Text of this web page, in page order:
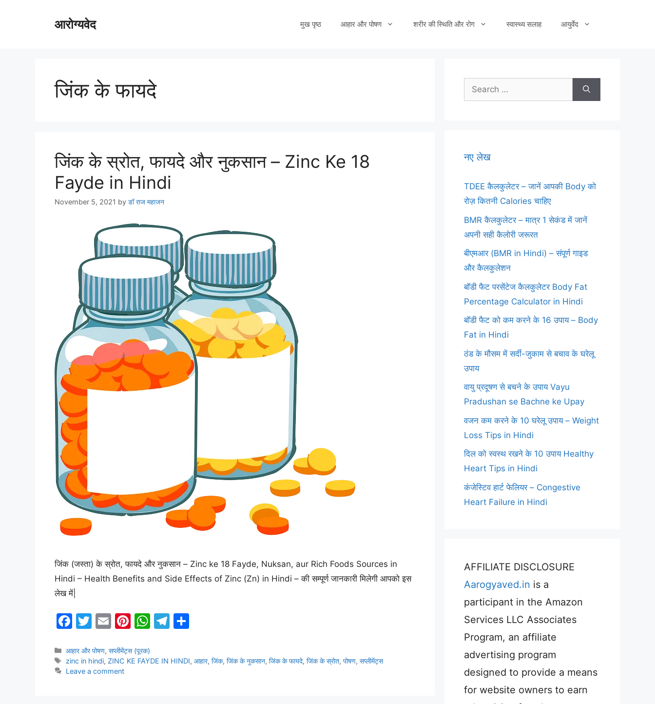
आरोग्यवेद मुख पृष्ठ आहार और पोषण शरीर की स्थिति और रोग स्वास्थ्य सलाह आयुर्वेद
जिंक के फायदे
जिंक के स्रोत, फायदे और नुकसान – Zinc Ke 18
Fayde in Hindi
November 5, 2021 by डॉ राज महाजन
जिंक (जस्ता) के स्रोत, फायदे और नुकसान – Zinc ke 18 Fayde, Nuksan, aur Rich Foods Sources in
Hindi – Health Benefits and Side Effects of Zinc (Zn) in Hindi – की सम्पूर्ण जानकारी मिलेगी आपको इस
लेख में|
F
c
e
T
itt
er
E
ai
l
Pi
er
e
W
s
T
gr e
Categories
आहार और पोषण,सप्लीमेंट्स (पूरक)
Tags
zinc in hindi, ZINC KE FAYDE IN HINDI,आहार,जिंक,जिंक के नुकसान,जिंक के फायदे,जिंक के स्रोत,पोषण,सप्लीमेंट्स
Leave a comment
Search
for:
नए लेख
TDEE कैलकुलेटर – जानें आपकी Body को
रोज़ कितनी Calories चाहिए
BMR कैलकुलेटर – मात्र 1 सेकंड में जानें
अपनी सही कैलोरी जरूरत
बीएमआर (BMR in Hindi) – संपूर्ण गाइड
और कैलकुलेशन
बॉडी फैट परसेंटेज कैलकुलेटर Body Fat
Percentage Calculator in Hindi
बॉडी फैट को कम करने के 16 उपाय – Body
Fat in Hindi
ठंड के मौसम में सर्दी-जुकाम से बचाव के घरेलू
उपाय
वायु प्रदूषण से बचने के उपाय Vayu
Pradushan se Bachne ke Upay
वजन कम करने के 10 घरेलू उपाय – Weight
Loss Tips in Hindi
दिल को स्वस्थ रखने के 10 उपाय Healthy
Heart Tips in Hindi
कंजेस्टिव हार्ट फेलियर – Congestive
Heart Failure in Hindi
AFFILIATE DISCLOSURE
Aarogyaved.in is a
participant in the Amazon
Services LLC Associates
Program, an affiliate
advertising program
designed to provide a means
for website owners to earn